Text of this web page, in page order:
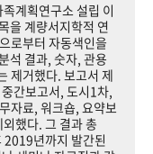
영상 기록물
계획연구소 설립 이
을 계량서지학적 연
로부터 자동색인을
석 결과, 숫자, 관용
제거했다. 보고서 제
간보고서, 도시1차,
자료, 워크숍, 요약보
했다. 그 결과 총
년까지 발간된